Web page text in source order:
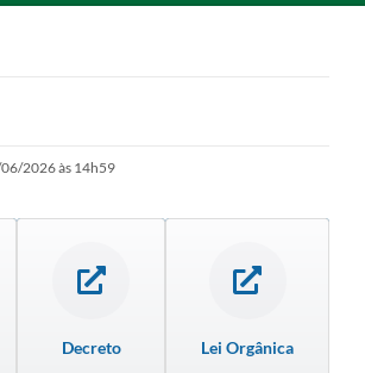
2026 às 14h59
Decreto Lei Orgânica